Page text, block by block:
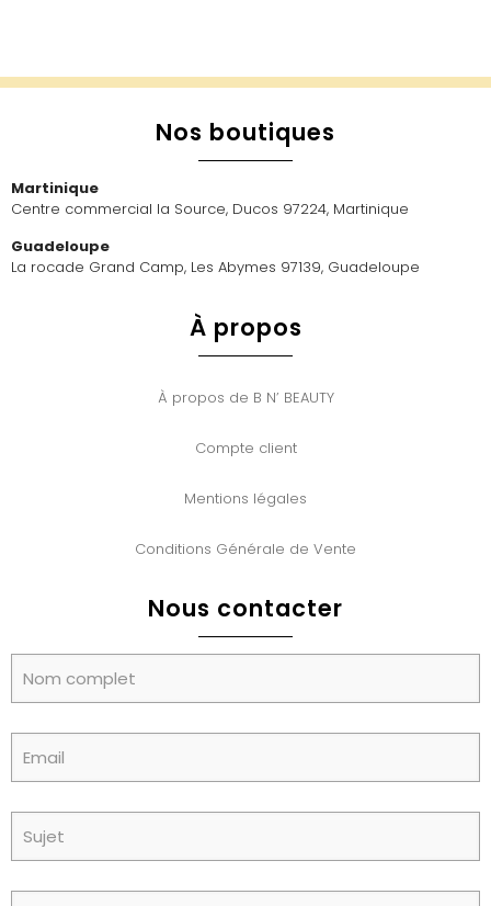
Nos boutiques
Martinique
Centre commercial la Source, Ducos 97224, Martinique
Guadeloupe
La rocade Grand Camp, Les Abymes 97139, Guadeloupe
À propos
À propos de B N’ BEAUTY
Compte client
Mentions légales
Conditions Générale de Vente
Nous contacter